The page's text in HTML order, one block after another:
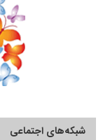
شبکه‌های اجتماعی